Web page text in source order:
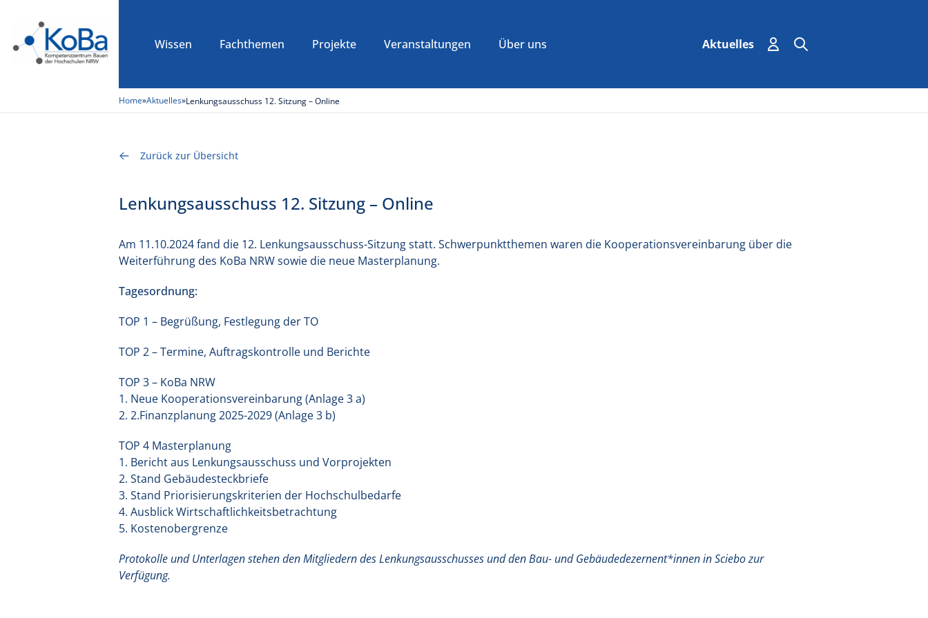
Wissen Fachthemen Projekte Veranstaltungen Über uns Aktuelles Einloggen
Suche
Suchen
Home»Aktuelles»Lenkungsausschuss 12. Sitzung – Online
Zurück zur Übersicht
Lenkungsausschuss 12. Sitzung – Online
Am 11.10.2024 fand die 12. Lenkungsausschuss-Sitzung statt. Schwerpunktthemen waren die Kooperationsvereinbarung über die
Weiterführung des KoBa NRW sowie die neue Masterplanung.
Tagesordnung:
TOP 1 – Begrüßung, Festlegung der TO
TOP 2 – Termine, Auftragskontrolle und Berichte
TOP 3 – KoBa NRW
1. Neue Kooperationsvereinbarung (Anlage 3 a)
2. 2.Finanzplanung 2025-2029 (Anlage 3 b)
TOP 4 Masterplanung
1. Bericht aus Lenkungsausschuss und Vorprojekten
2. Stand Gebäudesteckbriefe
3. Stand Priorisierungskriterien der Hochschulbedarfe
4. Ausblick Wirtschaftlichkeitsbetrachtung
5. Kostenobergrenze
Protokolle und Unterlagen stehen den Mitgliedern des Lenkungsausschusses und den Bau- und Gebäudedezernent*innen in Sciebo zur
Verfügung.